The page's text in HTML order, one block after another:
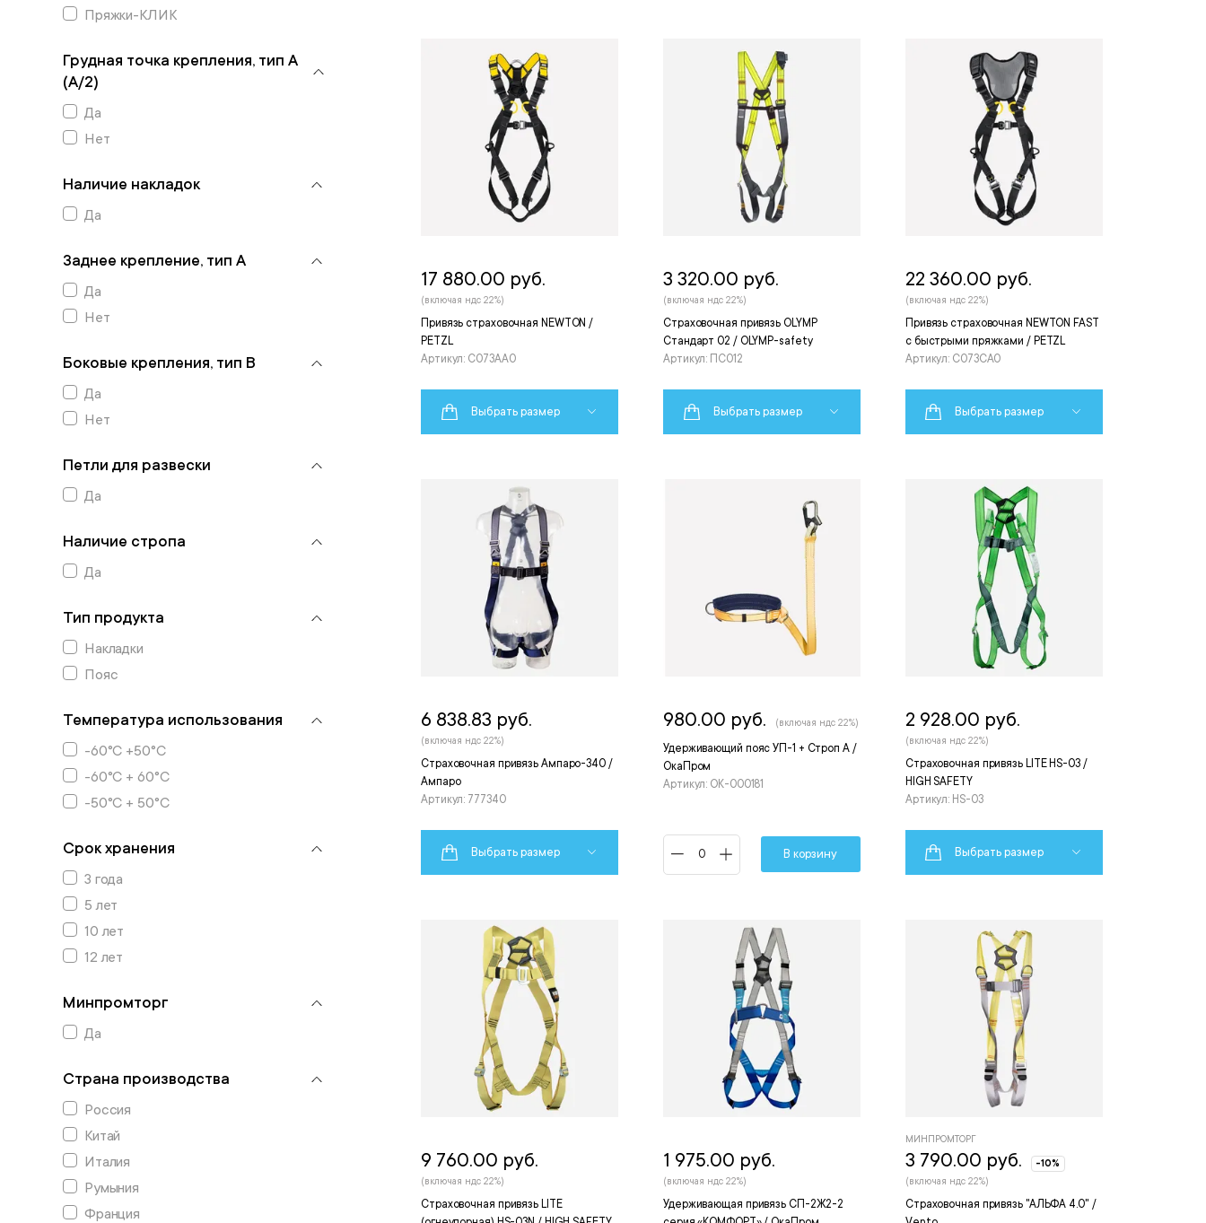
Пряжки-КЛИК
Грудная точка крепления, тип А
(А/2)
Да
Нет
Наличие накладок
Да
Заднее крепление, тип А
Да
Нет
Боковые крепления, тип В
Да
Нет
Петли для развески
Да
Наличие стропа
Да
Тип продукта
Накладки
Пояс
Температура использования
-60°C +50°C
-60°C + 60°C
-50°C + 50°C
Срок хранения
3 года
5 лет
10 лет
12 лет
Минпромторг
Да
Страна производства
Россия
Китай
Италия
Румыния
Франция
Привязь страховочная NEWTON /
PETZL
Артикул: C073AA0
17 880.00 руб.
(включая ндс 22%)
Выбрать размер
Страховочная привязь OLYMP
Стандарт 02 / OLYMP-safety
Артикул: ПС012
3 320.00 руб.
(включая ндс 22%)
Выбрать размер
Привязь страховочная NEWTON FAST
с быстрыми пряжками / PETZL
Артикул: C073CA0
22 360.00 руб.
(включая ндс 22%)
Выбрать размер
Страховочная привязь Ампаро-340 /
Ампаро
Артикул: 777340
6 838.83 руб.
(включая ндс 22%)
Выбрать размер
Удерживающий пояс УП-1 + Строп А /
ОкаПром
Артикул: ОК-000181
980.00 руб. (включая ндс 22%)
В корзину
Страховочная привязь LITE HS-03 /
HIGH SAFETY
Артикул: HS-03
2 928.00 руб.
(включая ндс 22%)
Выбрать размер
Страховочная привязь LITE
9 760.00 руб.
(включая ндс 22%)
Удерживающая привязь СП-2Ж2-2
1 975.00 руб.
(включая ндс 22%)
Страховочная привязь "АЛЬФА 4.0" /
МИНПРОМТОРГ
3 790.00 руб.
-10%
(включая ндс 22%)